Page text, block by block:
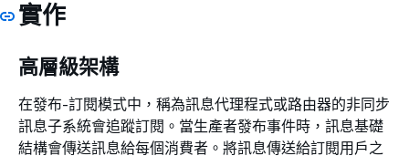
實作
高層級架構
在發布-訂閱模式中，稱為訊息代理程式或路由器的非同步
訊息子系統會追蹤訂閱。當生產者發布事件時，訊息基礎
結構會傳送訊息給每個消費者。將訊息傳送給訂閱用戶之